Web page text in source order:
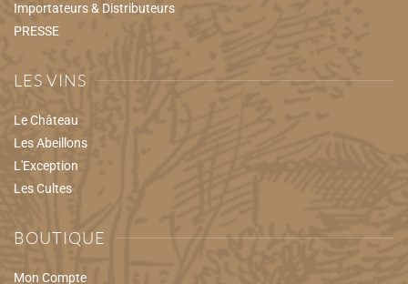
Importateurs & Distributeurs
PRESSE
LES VINS
Le Château
Les Abeillons
L'Exception
Les Cultes
BOUTIQUE
Mon Compte